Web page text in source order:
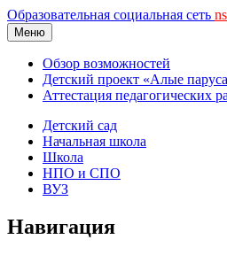
Образовательная социальная сеть ns
Меню
Обзор возможностей
Детский проект «Алые
Аттестация педагогических
Детский сад
Начальная школа
Школа
НПО и СПО
ВУЗ
Навигация